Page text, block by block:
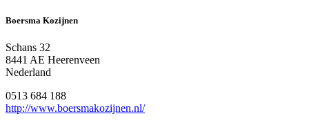
Boersma Kozijnen
Schans 32
8441 AE Heerenveen
Nederland
0513 684 188
http://www.boersmakozijnen.nl/